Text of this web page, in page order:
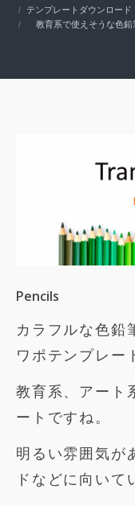
テンプレートダウンロー
教育系で使えそうな色
Pencils
カラフルな色鉛
ワポテンプレー
教育系、アート
ートですね。
明るい雰囲気が
ドなどに向いて